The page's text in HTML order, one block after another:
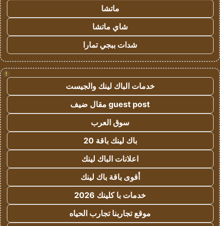
ماتشا
شاي ماتشا
شدات ببجي تمارا
!
خدمات الباك لينك والجيست
guest post مقال ضيف
سوق العرب
باك لينك باقة 20
اعلانات الباك لينك
أقوى باقة باك لينك
خدمات با كلينك 2026
موقع تجاربنا تجارب الحياه